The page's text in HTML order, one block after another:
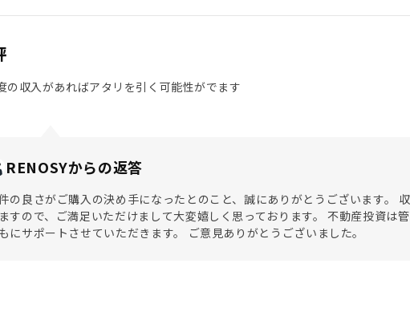
の収入があればアタリを引く可能性がでます
RENOSYからの返答
の良さがご購入の決め手になったとのこと、誠にありがとうございます。
すので、ご満足いただけまして大変嬉しく思っております。 不動産投資は
にサポートさせていただきます。 ご意見ありがとうございました。